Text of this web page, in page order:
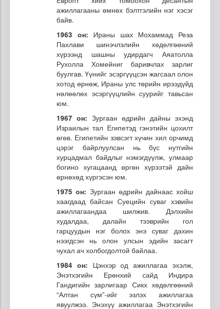
ажиллагааны өмнөх бэлтгэлийн нэг хэсэг
байв.
1963 он: Ираны шах Мохаммад Реза
Пахлави шинэчлэлийн хөдөлгөөний
хүрээнд шашны удирдагч Аяатолла
Рухолла Хомейниг баривчлах зарлиг
буулгав. Үүнийг эсэргүүцсэн жагсаал олон
хотод өрнөж, Ираны улс төрийн ирээдүйд
нөлөөлөх эсэргүүцлийн суурийг тавьсан
юм.
1967 он: Зургаан өдрийн дайны эхэнд
Израилын тал Египетэд гэнэтийн цохилт
өгөв. Египетийн зэвсэгт хүчин хил орчимд
цэрэг байрлуулсан нь бүс нутгийн
хурцадмал байдлыг нэмэгдүүлж, улмаар
богино хугацаанд өргөн хүрээтэй дайн
өрнөхөд хүргэсэн юм.
1975 он: Зургаан өдрийн дайнаас хойш
хаагдаад байсан Суецийн суваг хэвийн
ажиллагаандаа шилжив. Дэлхийн
худалдаа, далайн тээврийн гол
гарцуудын нэг болох энэ суваг дахин
нээгдсэн нь олон улсын эдийн засагт
чухал ач холбогдолтой байлаа.
1984 он: Цэнхэр од ажиллагаа эхэлж,
Энэтхэгийн Ерөнхий сайд Индира
Гандигийн зарлигаар Сикх хөдөлгөөний
“Алтан сүм”-ийг эзлэх ажиллагаа
явуулжээ. Энэхүү ажиллагаа Энэтхэгийн